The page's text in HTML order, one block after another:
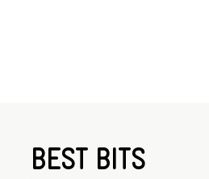
BEST BITS